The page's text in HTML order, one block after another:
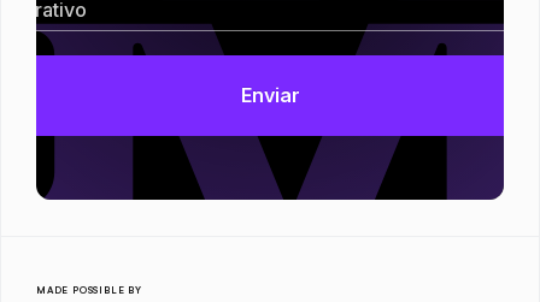
MADE POSSIBLE BY